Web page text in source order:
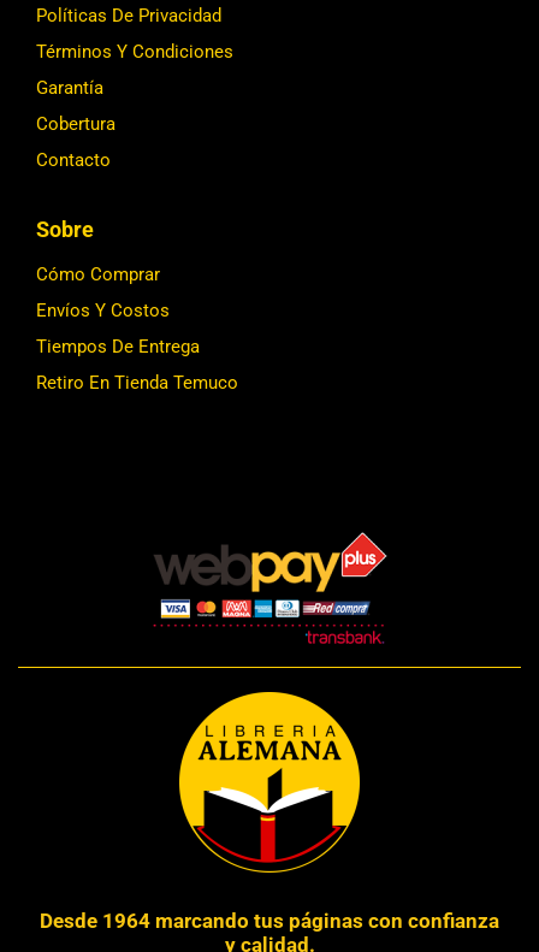
Políticas De Privacidad
Términos Y Condiciones
Garantía
Cobertura
Contacto
Sobre
Cómo Comprar
Envíos Y Costos
Tiempos De Entrega
Retiro En Tienda Temuco
Desde 1964 marcando tus páginas con confianza
y calidad.